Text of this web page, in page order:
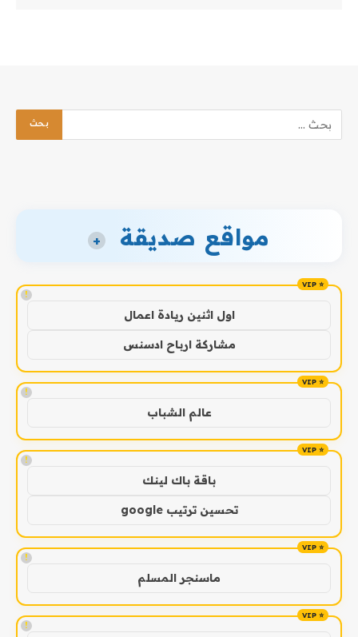
مواقع صديقة +
!
اول اثنين ريادة اعمال
مشاركة ارباح ادسنس
!
عالم الشباب
!
باقة باك لينك
تحسين ترتيب google
!
ماسنجر المسلم
!